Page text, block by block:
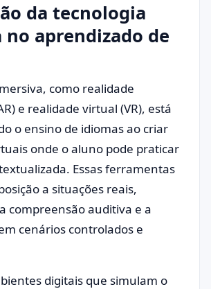
da tecnologia
aprendizado de
como realidade
e realidade virtual (VR), está
o ensino de idiomas ao criar
onde o aluno pode praticar
Essas ferramentas
a situações reais,
compreensão auditiva e a
cenários controlados e
digitais que simulam o